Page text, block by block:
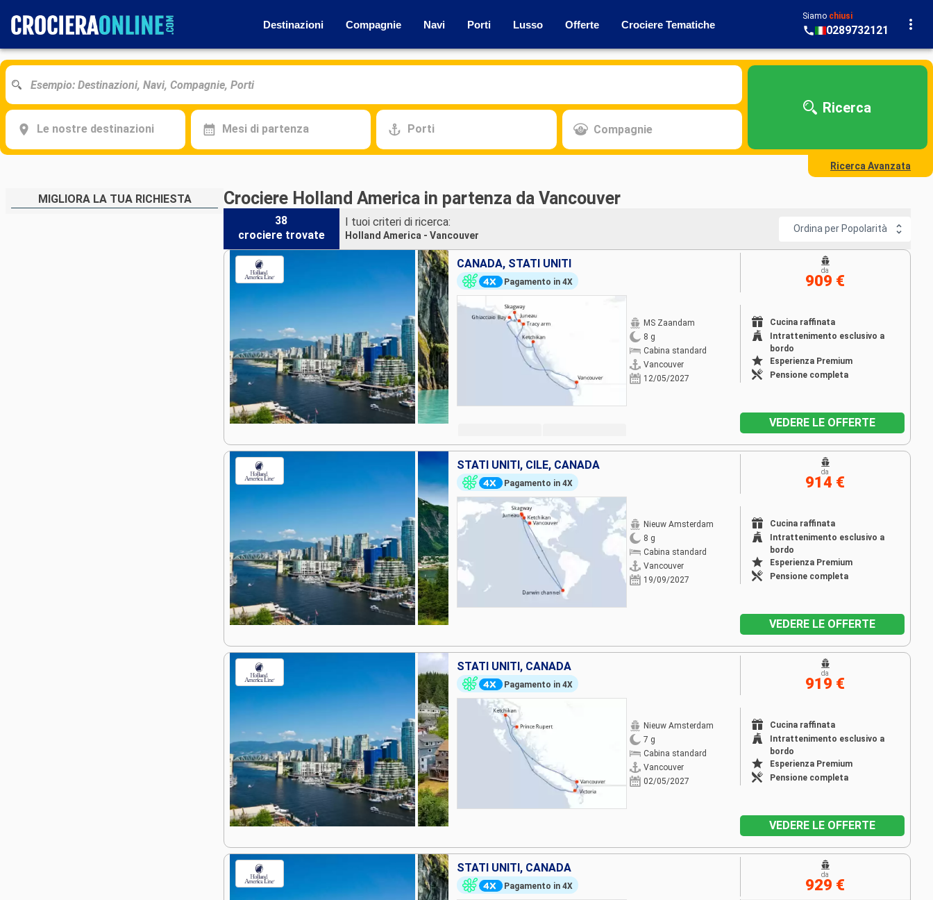
Destinazioni Compagnie Navi Porti Lusso Offerte Crociere Tematiche
Siamo chiusi
0289732121
Le nostre destinazioni Mesi di partenza Porti Compagnie
Ricerca
Ricerca Avanzata
MIGLIORA LA TUA RICHIESTA Crociere Holland America in partenza da Vancouver
38
crociere trovate
I tuoi criteri di ricerca:
Holland America - Vancouver
Ordina per Popolarità
CANADA, STATI UNITI
Pagamento in 4X
MS Zaandam
8 g
Cabina standard
Vancouver
12/05/2027
Cucina raffinata
Intrattenimento esclusivo a
bordo
Esperienza Premium
Pensione completa
da
909 €
VEDERE LE OFFERTE
STATI UNITI, CILE, CANADA
Pagamento in 4X
Nieuw Amsterdam
8 g
Cabina standard
Vancouver
19/09/2027
Cucina raffinata
Intrattenimento esclusivo a
bordo
Esperienza Premium
Pensione completa
da
914 €
VEDERE LE OFFERTE
STATI UNITI, CANADA
Pagamento in 4X
Nieuw Amsterdam
7 g
Cabina standard
Vancouver
02/05/2027
Cucina raffinata
Intrattenimento esclusivo a
bordo
Esperienza Premium
Pensione completa
da
919 €
VEDERE LE OFFERTE
STATI UNITI, CANADA
Pagamento in 4X
da
929 €